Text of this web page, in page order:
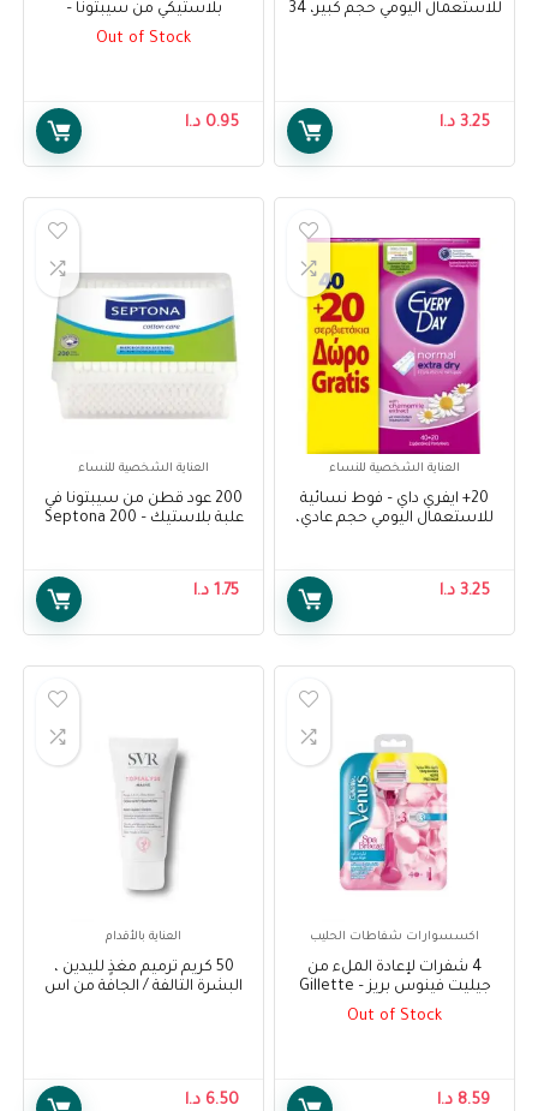
للاستعمال اليومي حجم كبير، 34
3.25 د.ا
بلاستيكي من سيبتونا –
Septona Cotton Buds Plastic
Out of Stock
0.95 د.ا
العناية الشخصية للنساء
20+ ايفري داي – فوط نسائية
للاستعمال اليومي حجم عادي،
3.25 د.ا
العناية الشخصية للنساء
200 عود قطن من سيبتونا في
علبة بلاستيك – Septona 200
1.75 د.ا
اكسسوارات شفاطات الحليب
4 شفرات لإعادة الملء من
جيليت فينوس بريز – Gillette
Venus Breeze Razor + 4 Refill
Out of Stock
8.59 د.ا
العناية بالأقدام
50 كريم ترميم مغذٍ لليدين ،
البشرة التالفة / الجافة من اس
6.50 د.ا